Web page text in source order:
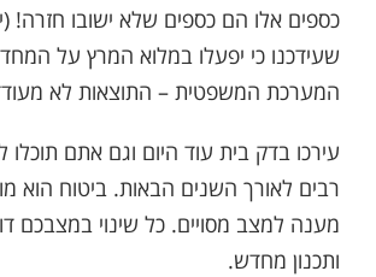
כספים אלו הם כספים שלא ישובו חזרה!
שעידכנו כי יפעלו במלוא המרץ על
המערכת המשפטית – התוצאות לא
עירכו בדק בית עוד היום וגם אתם תוכלו
רבים לאורך השנים הבאות. ביטוח הוא
מענה למצב מסויים. כל שינוי במצבכם
ותכנון מחדש.